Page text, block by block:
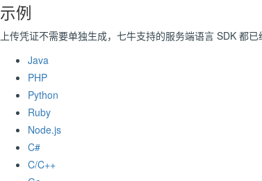
示例
上传凭证不需要单独生成， 七牛支持的服务端语言 SDK 都已
Java
PHP
Python
Ruby
Node.js
C#
C/C++